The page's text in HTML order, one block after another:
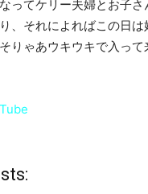
ってケリー夫婦とお子さ
、それによればこの日
りゃあウキウキで入って